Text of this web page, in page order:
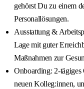
gehörst Du zu einem
Personallösungen.
Ausstattung &
Lage mit guter
Maßnahmen zur
Onboarding: 2-
neuen Kolleg:innen,